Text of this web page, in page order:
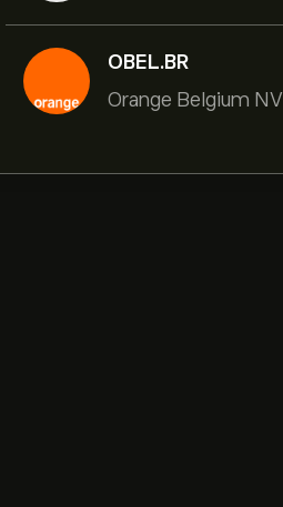
OBEL.BR
Orange Belgium NV